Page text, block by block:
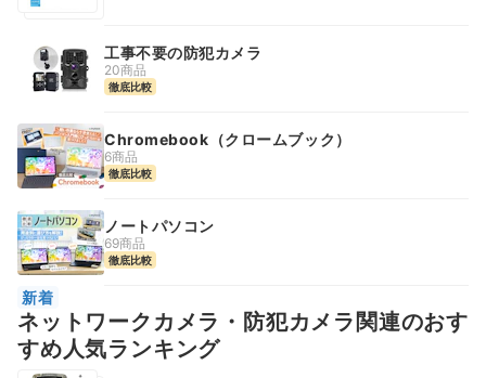
工事不要の防犯カメラ
20商品
徹底比較
Chromebook（クロームブック）
6商品
徹底比較
ノートパソコン
69商品
徹底比較
新着
ネットワークカメラ・防犯カメラ関連のおす
すめ人気ランキング